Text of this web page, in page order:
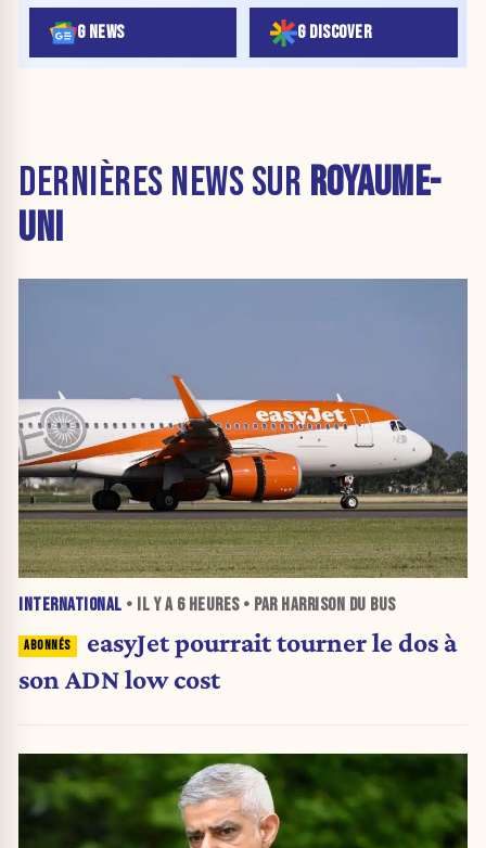
G NEWS G DISCOVER
DERNIÈRES NEWS SUR ROYAUME-
UNI
INTERNATIONAL • IL Y A 6 HEURES• PAR HARRISON DU BUS
easyJet pourrait tourner le dos à
son ADN low cost